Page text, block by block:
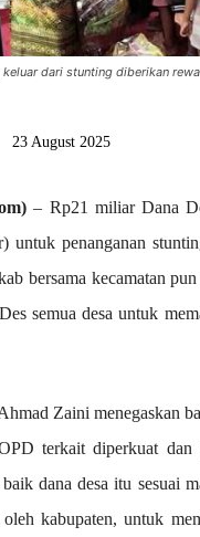
keluar dari stunting diberikan
23 August 2025
– Rp21 miliar Dana
untuk penanganan
bersama kecamatan
semua desa untuk
Zaini menegaskan
terkait diperkuat
dana desa itu sesuai
kabupaten, untuk